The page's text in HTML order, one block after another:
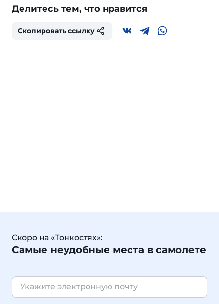
Делитесь тем, что нравится
Скопировать ссылку
Скоро на «Тонкостях»:
Самые неудобные места в самолете